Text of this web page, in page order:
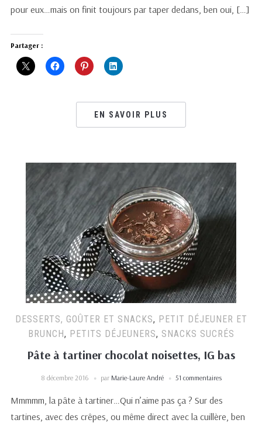
pour eux…mais on finit toujours par taper dedans, ben oui, […]
Partager :
EN SAVOIR PLUS
DESSERTS, GOÛTER ET SNACKS, PETIT DÉJEUNER ET
BRUNCH, PETITS DÉJEUNERS, SNACKS SUCRÉS
Pâte à tartiner chocolat noisettes, IG bas
8 décembre 2016 par Marie-Laure André 51 commentaires
Mmmmm, la pâte à tartiner…Qui n’aime pas ça ? Sur des
tartines, avec des crêpes, ou même direct avec la cuillère, ben